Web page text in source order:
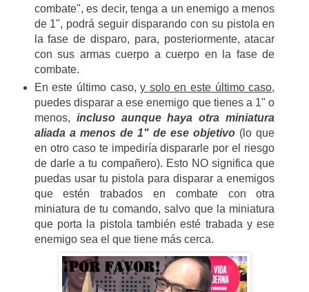
combate", es decir, tenga a un enemigo a menos
de 1", podrá seguir disparando con su pistola en
la fase de disparo, para, posteriormente, atacar
con sus armas cuerpo a cuerpo en la fase de
combate.
En este último caso,y solo en este último caso,
puedes disparar a ese enemigo que tienes a 1" o
menos, incluso aunque haya otra miniatura
aliada a menos de 1" de ese objetivo (lo que
en otro caso te impediría dispararle por el riesgo
de darle a tu compañero). Esto NO significa que
puedas usar tu pistola para disparar a enemigos
que estén trabados en combate con otra
miniatura de tu comando, salvo que la miniatura
que porta la pistola también esté trabada y ese
enemigo sea el que tiene más cerca.